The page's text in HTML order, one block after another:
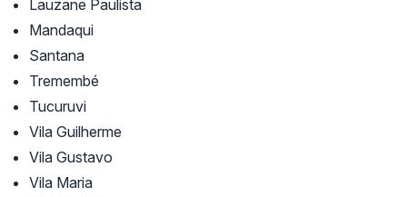
Lauzane Paulista
Mandaqui
Santana
Tremembé
Tucuruvi
Vila Guilherme
Vila Gustavo
Vila Maria